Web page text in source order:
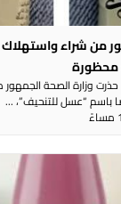
من شراء واستهلاك
وزارة الصحة الجمهور
“عسل للتنحيف”، ...